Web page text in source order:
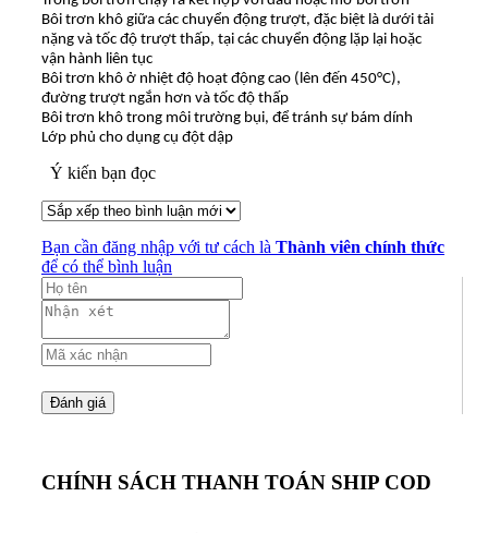
Bôi trơn khô giữa các chuyển động trượt, đặc biệt là dưới tải
nặng và tốc độ trượt thấp, tại các chuyển động lặp lại hoặc
vận hành liên tục
Bôi trơn khô ở nhiệt độ hoạt động cao (lên đến 450°C),
đường trượt ngắn hơn và tốc độ thấp
Bôi trơn khô trong môi trường bụi, để tránh sự bám dính
Lớp phủ cho dụng cụ đột dập
Ý kiến bạn đọc
Bạn cần đăng nhập với tư cách là Thành viên chính thức
để có thể bình luận
CHÍNH SÁCH THANH TOÁN SHIP COD